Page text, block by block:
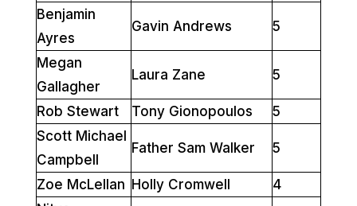
Benjamin
Ayres
Gavin Andrews 5
Megan
Gallagher
Laura Zane 5
Rob Stewart Tony Gionopoulos
5
Scott Michael
Campbell
Father Sam Walker 5
Zoe McLellan Holly Cromwell
4